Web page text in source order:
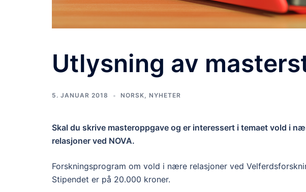
Utlysning av
5. JANUAR 2018 NORSK, NYHETER
Skal du skrive masteroppgave og er interessert i temaet vold i
relasjoner ved NOVA.
Forskningsprogram om vold i nære relasjoner ved
Stipendet er på 20.000 kroner.